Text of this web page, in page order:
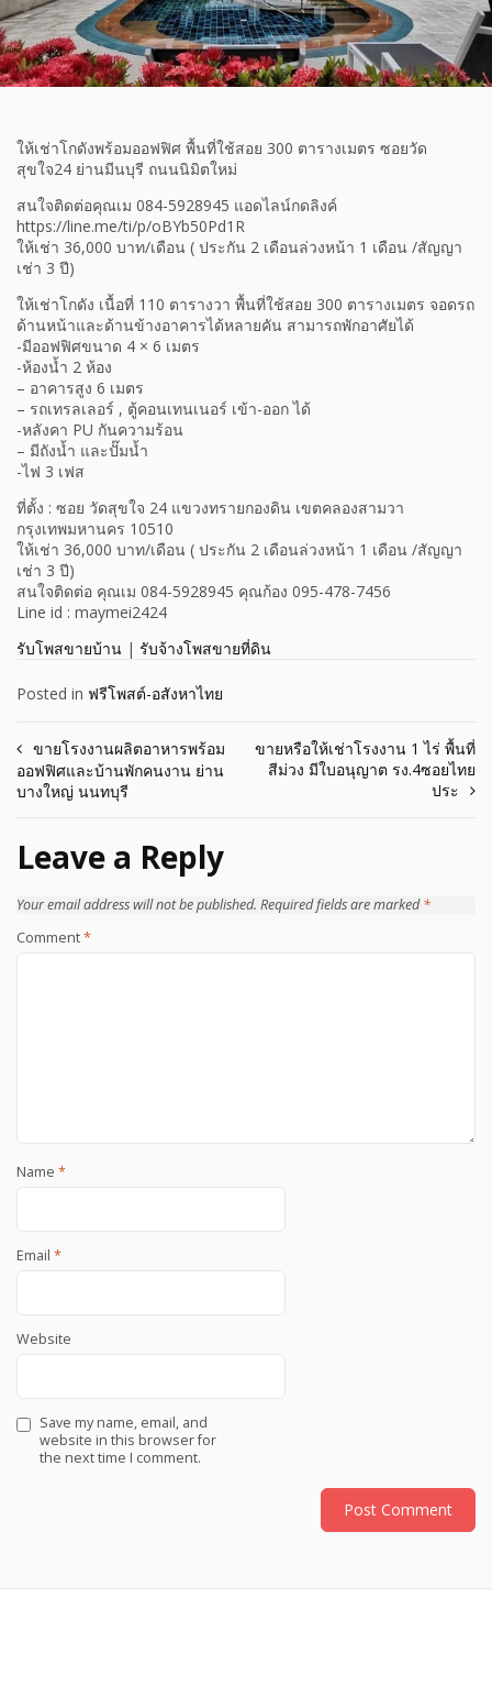
ให้เช่าโกดังพร้อมออฟฟิศ พื้นที่ใช้สอย 300 ตารางเมตร ซอยวัด
สุขใจ24 ย่านมีนบุรี ถนนนิมิตใหม่
สนใจติดต่อคุณเม 084-5928945 แอดไลน์กดลิงค์
https://line.me/ti/p/oBYb50Pd1R
ให้เช่า 36,000 บาท/เดือน ( ประกัน 2 เดือนล่วงหน้า 1 เดือน /สัญญา
เช่า 3 ปี)
ให้เช่าโกดัง เนื้อที่ 110 ตารางวา พื้นที่ใช้สอย 300 ตารางเมตร จอดรถ
ด้านหน้าและด้านข้างอาคารได้หลายคัน สามารถพักอาศัยได้
-มีออฟฟิศขนาด 4 × 6 เมตร
-ห้องน้ำ 2 ห้อง
– อาคารสูง 6 เมตร
– รถเทรลเลอร์ , ตู้คอนเทนเนอร์ เข้า-ออก ได้
-หลังคา PU กันความร้อน
– มีถังน้ำ และปั๊มน้ำ
-ไฟ 3 เฟส
ที่ตั้ง : ซอย วัดสุขใจ 24 แขวงทรายกองดิน เขตคลองสามวา
กรุงเทพมหานคร 10510
ให้เช่า 36,000 บาท/เดือน ( ประกัน 2 เดือนล่วงหน้า 1 เดือน /สัญญา
เช่า 3 ปี)
สนใจติดต่อ คุณเม 084-5928945 คุณก้อง 095-478-7456
Line id : maymei2424
รับโพสขายบ้าน | รับจ้างโพสขายที่ดิน
Posted in ฟรีโพสต์-อสังหาไทย
Post
navigation
ขายโรงงานผลิตอาหารพร้อม
ออฟฟิศและบ้านพักคนงาน ย่าน
บางใหญ่ นนทบุรี
ขายหรือให้เช่าโรงงาน 1 ไร่ พื้นที่
สีม่วง มีใบอนุญาต รง.4ซอยไทย
ประ
Leave a Reply
Your email address will not be published. Required fields are marked*
Comment*
Name *
Email *
Website
Save my name, email, and
website in this browser for
the next time I comment.